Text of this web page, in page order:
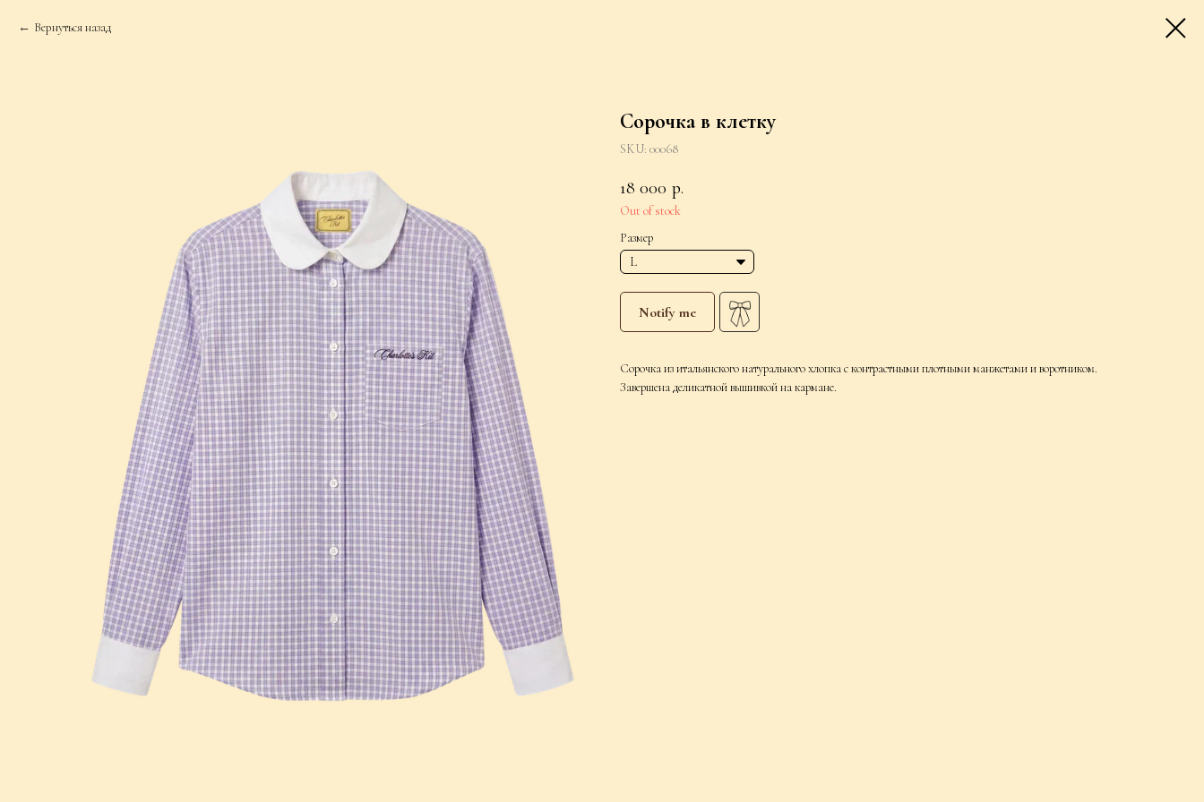
Вернуться назад
Сорочка в клетку
SKU: 00068
18 000 р.
Out of stock
Размер
Notify me
Сорочка из итальянского натурального хлопка с контрастными плотными манжетами и воротником.
Завершена деликатной вышивкой на кармане.